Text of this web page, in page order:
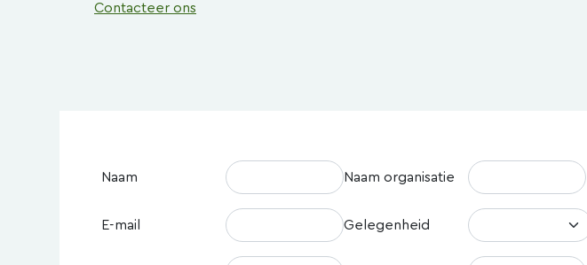
Contacteer ons
Naam
E-mail
Naam organisatie
Gelegenheid